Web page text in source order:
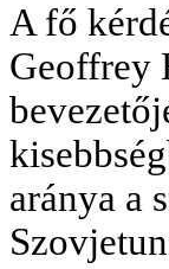
A fő
Geoffrey
aránya a